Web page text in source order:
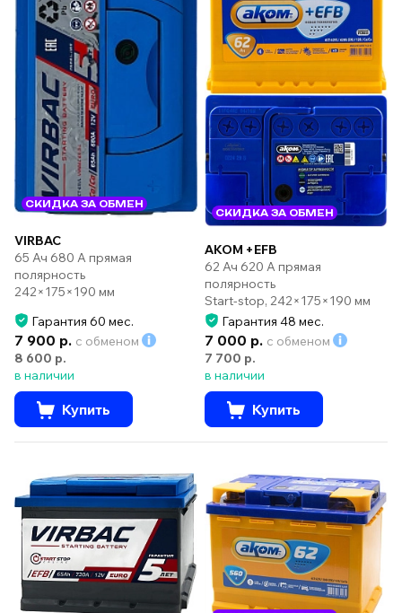
СКИДКА ЗА ОБМЕН
VIRBAC
65 Ач 680 А прямая
полярность
242×175×190 мм
Гарантия 60 мес.
7 900 р. с обменом
8 600 р.
в наличии
Купить
СКИДКА ЗА ОБМЕН
AKOM +EFB
62 Ач 620 А прямая
полярность
Start-stop, 242×175×190 мм
Гарантия 48 мес.
7 000 р. с обменом
7 700 р.
в наличии
Купить